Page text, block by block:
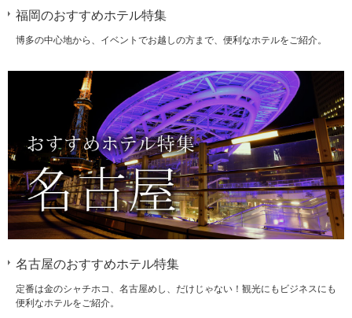
福岡のおすすめホテル特集
博多の中心地から、イベントでお越しの方まで、便利なホテルをご紹介。
名古屋のおすすめホテル特集
定番は金のシャチホコ、名古屋めし、だけじゃない！観光にもビジネスにも
便利なホテルをご紹介。